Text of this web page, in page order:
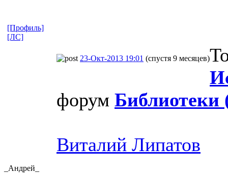
[Профиль]
[ЛС]
23-Окт-2013 19:01 (спустя 9 месяцев)
форум Библиотеки
Виталий Липатов
_Андрей_